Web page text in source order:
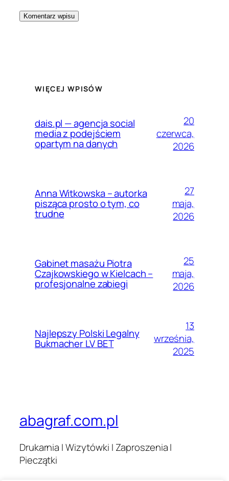
WIĘCEJ WPISÓW
dais.pl — agencja social
media z podejściem
opartym na danych
20
czerwca,
2026
Anna Witkowska – autorka
pisząca prosto o tym, co
trudne
27
maja,
2026
Gabinet masażu Piotra
Czajkowskiego w Kielcach –
profesjonalne zabiegi
25
maja,
2026
Najlepszy Polski Legalny
Bukmacher LV BET
13
września,
2025
abagraf.com.pl
Drukarnia I Wizytówki I Zaproszenia I
Pieczątki